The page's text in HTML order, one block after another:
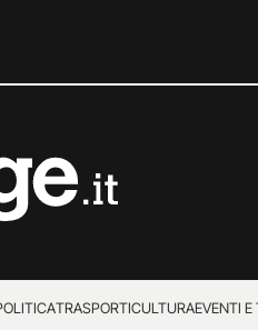
TRASPORTICULTURAEVENTI